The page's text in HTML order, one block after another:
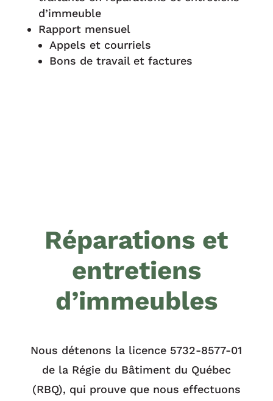
d’immeuble
Rapport mensuel
Appels et courriels
Bons de travail et factures
Réparations et
entretiens
d’immeubles
Nous détenons la licence 5732-8577-01
de la Régie du Bâtiment du Québec
(RBQ), qui prouve que nous effectuons